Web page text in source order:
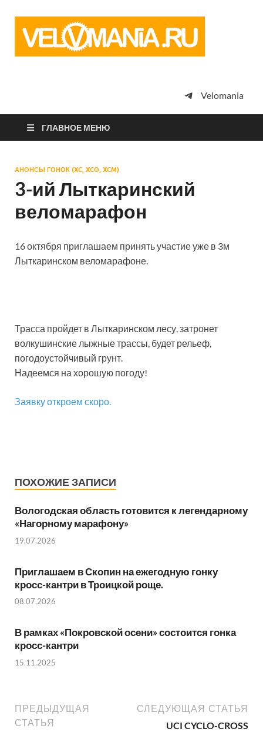
просто
Velomania
ГЛАВНОЕ МЕНЮ
АНОНСЫ ГОНОК (XC, XCO, XCM)
3-ий Лыткаринский
веломарафон
16 октября приглашаем принять участие уже в 3м
Лыткаринском веломарафоне.
Трасса пройдет в Лыткаринском лесу, затронет
волкушинские лыжные трассы, будет рельеф,
погодоустойчивый грунт.
Надеемся на хорошую погоду!
Заявку откроем скоро.
ПОХОЖИЕ ЗАПИСИ
Вологодская область готовится к легендарному
«Нагорному марафону»
19.07.2026
Приглашаем в Скопин на ежегодную гонку
кросс-кантри в Троицкой роще.
08.07.2026
В рамках «Покровской осени» состоится гонка
кросс-кантри
15.11.2025
ПРЕДЫДУЩАЯ
СТАТЬЯ
СЛЕДУЮЩАЯ СТАТЬЯ
UCI CYCLO-CROSS